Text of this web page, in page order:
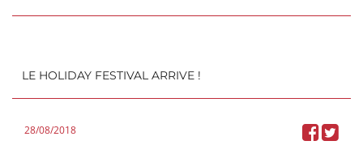
LE HOLIDAY FESTIVAL ARRIVE !
28/08/2018